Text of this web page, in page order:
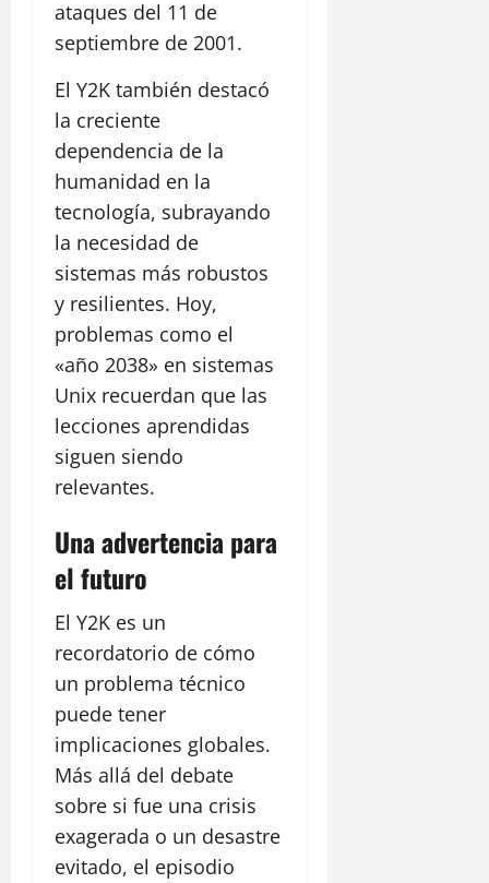
ataques del 11 de
septiembre de 2001.
El Y2K también destacó
la creciente
dependencia de la
humanidad en la
tecnología, subrayando
la necesidad de
sistemas más robustos
y resilientes. Hoy,
problemas como el
«año 2038» en sistemas
Unix recuerdan que las
lecciones aprendidas
siguen siendo
relevantes.
Una advertencia para
el futuro
El Y2K es un
recordatorio de cómo
un problema técnico
puede tener
implicaciones globales.
Más allá del debate
sobre si fue una crisis
exagerada o un desastre
evitado, el episodio